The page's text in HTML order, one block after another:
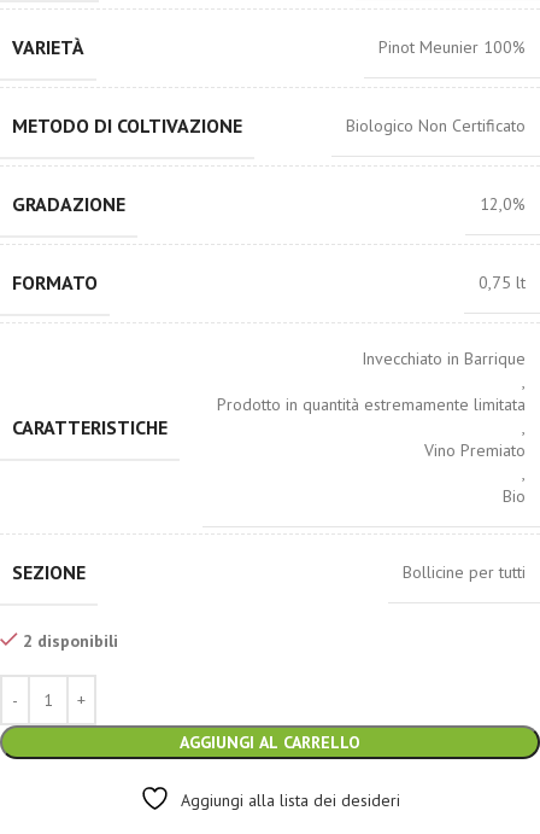
VARIETÀ Pinot Meunier 100%
METODO DI COLTIVAZIONE Biologico Non Certificato
GRADAZIONE 12,0%
FORMATO 0,75 lt
CARATTERISTICHE
Invecchiato in Barrique
,
Prodotto in quantità estremamente limitata
,
Vino Premiato
,
Bio
SEZIONE Bollicine per tutti
2 disponibili
AGGIUNGI AL CARRELLO
Aggiungi alla lista dei desideri